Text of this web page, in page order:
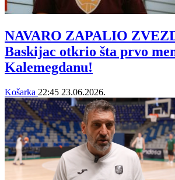
NAVARO ZAPALIO
Baskijac otkrio šta prvo
Kalemegdanu!
Košarka 22:45 23.06.2026.